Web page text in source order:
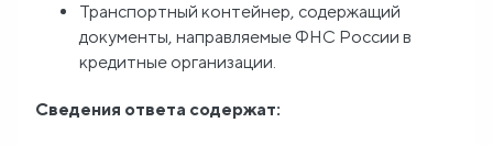
Транспортный контейнер, содержащий
документы, направляемые ФНС России в
кредитные организации.
Сведения ответа содержат: